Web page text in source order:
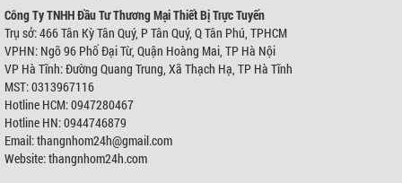
VP Hà Nội:
Địa chỉ:Ngõ 96 Phố Đại Từ, Quận Hoàng Mai, TP Hà Nội
Điện thoại:0944746879
Ngân hàng Ngoại thương Việt Nam
Chi nhánh:Chi nhánh Hùng Vương
Chủ TK:Công ty TNHH Đầu Tư TM Thiết Bị Trực Tuyến
Số TK:0421000489933
Chủ TK:
Số TK:
Công Ty TNHH Đầu Tư Thương Mại Thiết Bị Trực Tuyến
Trụ sở: 466 Tân Kỳ Tân Quý, P Tân Quý, Q Tân Phú, TPHCM
VPHN: Ngõ 96 Phố Đại Từ, Quận Hoàng Mai, TP Hà Nội
VP Hà Tĩnh: Đường Quang Trung, Xã Thạch Hạ, TP Hà Tĩnh
MST: 0313967116
Hotline HCM: 0947280467
Hotline HN: 0944746879
Email: thangnhom24h@gmail.com
Website: thangnhom24h.com